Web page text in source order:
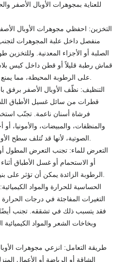
للعناية بمجوهرات الأوبال الأصفر
التخزين: احفظي مجوهرات الأوبال
منفصل داخل علبة المجوهرات
الصلبة أو الأجزاء المعدنية. وللتخزين
قماش رطبة قليلاً أو قطن داخل كيس
التنظيف: نظّف الأوبال الأصفر برفق
قطرات من سائل غسيل الأطباق
فرشاة أسنان ناعمة. تجنّب
والمنظفات، والمبيضات، والأمونيا،
التعرض للماء: تجنب التعرض المطول أو
أو الاستحمام أو غسل الأطباق
الحساسية للحرارة والمواد
التغيرات المفاجئة في درجات الحرارة
فقد يتسبب ذلك في تشققه. تجنب أيضًا
وبخاخات الشعر والمواد الكيميائية
طريقة التعامل: انزعي مجوهرات
الشاقة أو الرياضة أو الأعمال